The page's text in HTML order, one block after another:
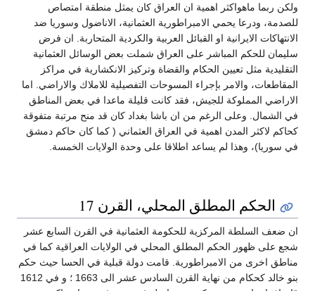
ولكن ربما ماهواكثر اهمية ان العراق كان يمثل منطقة امتصاص
للصدمة، ودرعا يحمي الامبراطورية العثمانية، الاناضول وسوريا ضد
الانتهاكات الايرانية او القبائل العربية والكردية المتحاربة. ان فرض
سليمان للحكم المباشر على العراق شملت بعض الوسائل العثمانية
التقليدية مثل تعيين الحكام والقضاة وتركيز الانكشارية في مراكز
المقاطعات، والامر بإجراء المسوحات التفصيلية للاملاك والاراضي. اما
الاراضي المملوكة للجيش، فقد كانت قليلة ماعدا في بعض المناطق
في الشمال. وعلى الرغم من ان باشا بغداد كان قد منح مرتبة متفوقة
كحاكم لاكثر المدن اهمية في العراق العثماني ( كما كان حاكم دمشق
في سوريا)، وهذا لم يساعد اطلاقا على وحدة الولايات الخمسة.
الحكم المطلق المحلي، القرن 17
ان ضعف السلطة المركزية للحكومة العثمانية في القرن السابع عشر
شجع على ظهور الحكم المطلق المحلي في الولايات العراقية كما في
مناطق اخرى من الامبراطورية. قامت دولة قبلية في الحسا حيث حكم
بنو خالد كحكام من نهاية القرن السادس عشر الى 1663 ؛ و في 1612